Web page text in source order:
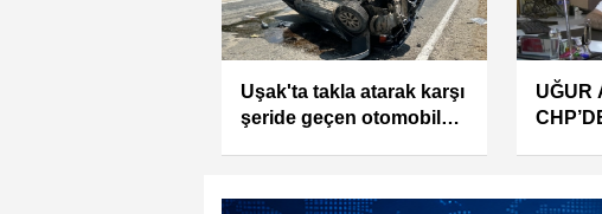
EGEM TV
YÖNETİMİNDEN UŞAK
SEKRETERİNE
İYİ